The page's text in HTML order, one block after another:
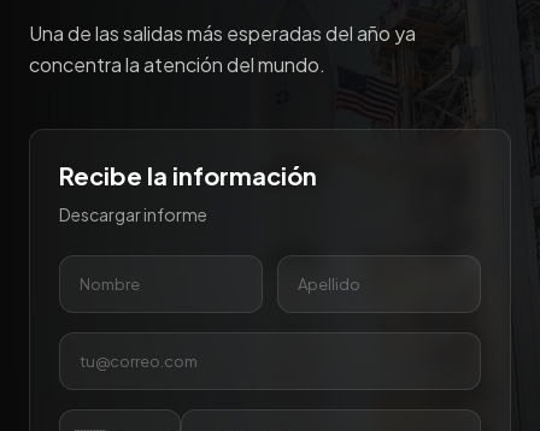
Una de las salidas más esperadas del año ya
concentra la atención del mundo.
Recibe la información
Descargar informe